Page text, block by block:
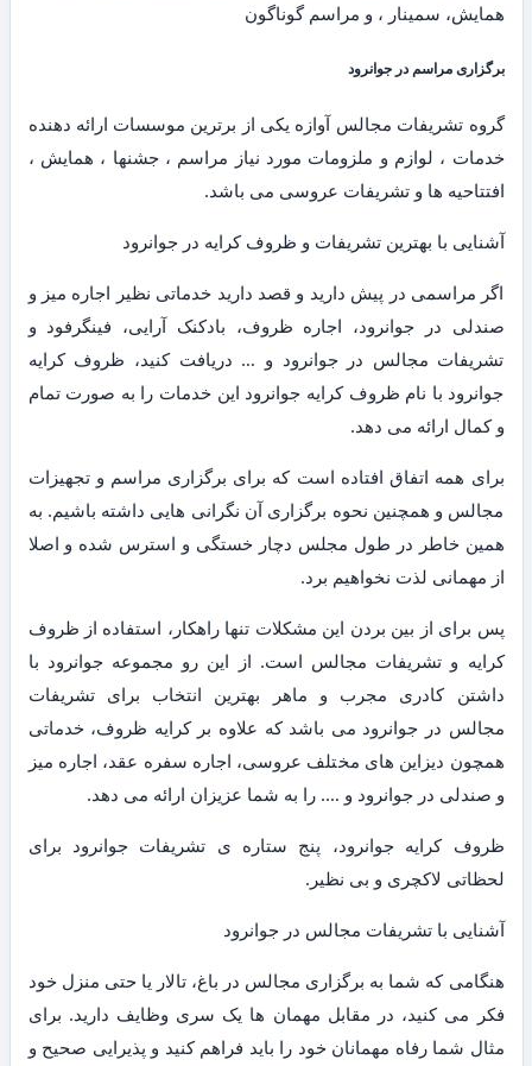
همایش، سمینار ، و مراسم گوناگون
برگزاری مراسم در جوانرود
گروه تشریفات مجالس آوازه یکی از برترین موسسات ارائه دهنده
خدمات ، لوازم و ملزومات مورد نیاز مراسم ، جشنها ، همایش ،
افتتاحیه ها و تشریفات عروسی می باشد.
آشنایی با بهترین تشریفات و ظروف کرایه در جوانرود
اگر مراسمی در پیش دارید و قصد دارید خدماتی نظیر اجاره میز و
صندلی در جوانرود، اجاره ظروف، بادکنک آرایی، فینگرفود و
تشریفات مجالس در جوانرود و … دریافت کنید، ظروف کرایه
جوانرود با نام ظروف کرایه جوانرود این خدمات را به صورت تمام
و کمال ارائه می دهد.
برای همه اتفاق افتاده است که برای برگزاری مراسم و تجهیزات
مجالس و همچنین نحوه برگزاری آن نگرانی هایی داشته باشیم. به
همین خاطر در طول مجلس دچار خستگی و استرس شده و اصلا
از مهمانی لذت نخواهیم برد.
پس برای از بین بردن این مشکلات تنها راهکار، استفاده از ظروف
کرایه و تشریفات مجالس است. از این رو مجموعه جوانرود با
داشتن کادری مجرب و ماهر بهترین انتخاب برای تشریفات
مجالس در جوانرود می باشد که علاوه بر کرایه ظروف، خدماتی
همچون دیزاین های مختلف عروسی، اجاره سفره عقد، اجاره میز
و صندلی در جوانرود و …. را به شما عزیزان ارائه می دهد.
ظروف کرایه جوانرود، پنج ستاره ی تشریفات جوانرود برای
لحظاتی لاکچری و بی نظیر.
آشنایی با تشریفات مجالس در جوانرود
هنگامی که شما به برگزاری مجالس در باغ، تالار یا حتی منزل خود
فکر می کنید، در مقابل مهمان ها یک سری وظایف دارید. برای
مثال شما رفاه مهمانان خود را باید فراهم کنید و پذیرایی صحیح و